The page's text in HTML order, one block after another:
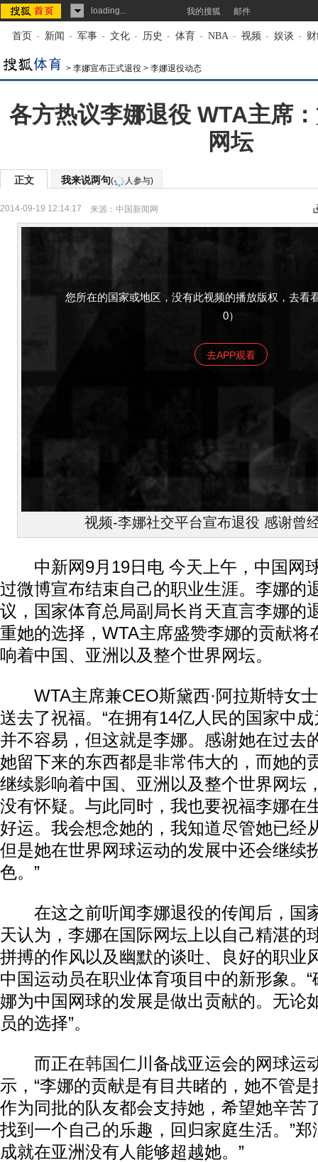
loading... 我的搜狐 邮件
首页 - 新闻 - 军事 - 文化 - 历史 - 体育 - NBA - 视频 - 娱谈 -
> 李娜宣布正式退役 > 李娜退役动态
各方热议李娜退役 WTA主席
网坛
正文 我来说两句( 人参与)
2014-09-19 12:14:17 来源： 中国新闻网
您所在的国家或地区，没有此视频的播放版权，去看
0）
去APP观看
视频-李娜社交平台宣布退役 感谢曾
中新网9月19日电 今天上午，中国网
过微博宣布结束自己的职业生涯。李娜的
议，国家体育总局副局长肖天直言李娜的
重她的选择，WTA主席盛赞李娜的贡献将
响着中国、亚洲以及整个世界网坛。
WTA主席兼CEO斯黛西·阿拉斯特女
送去了祝福。“在拥有14亿人民的国家中
并不容易，但这就是李娜。感谢她在过去
她留下来的东西都是非常伟大的，而她的
继续影响着中国、亚洲以及整个世界网坛
没有怀疑。与此同时，我也要祝福李娜在
好运。我会想念她的，我知道尽管她已经
但是她在世界网球运动的发展中还会继续
色。”
在这之前听闻李娜退役的传闻后，国
天认为，李娜在国际网坛上以自己精湛的
拼搏的作风以及幽默的谈吐、良好的职业
中国运动员在职业体育项目中的新形象。
娜为中国网球的发展是做出贡献的。无论
员的选择”。
而正在韩国仁川备战亚运会的网球运
示，“李娜的贡献是有目共睹的，她不管
作为同批的队友都会支持她，希望她辛苦
找到一个自己的乐趣，回归家庭生活。”郑
成就在亚洲没有人能够超越她。”